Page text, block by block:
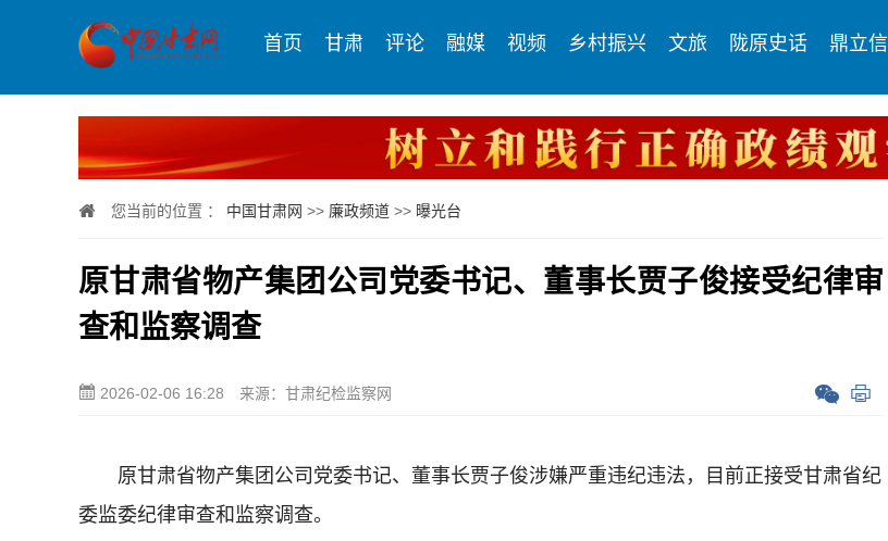
首页 甘肃 评论 融媒 视频 乡村振兴 文旅 陇原史话 鼎立信
您当前的位置 ： 中国甘肃网 >> 廉政频道 >> 曝光台
原甘肃省物产集团公司党委书记、董事长贾子俊接受纪律审
查和监察调查
2026-02-06 16:28 来源：甘肃纪检监察网
原甘肃省物产集团公司党委书记、董事长贾子俊涉嫌严重违纪违法，目前正接受甘肃省纪
委监委纪律审查和监察调查。